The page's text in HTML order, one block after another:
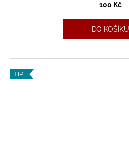
100 Kč
DO KOŠÍKU
TIP